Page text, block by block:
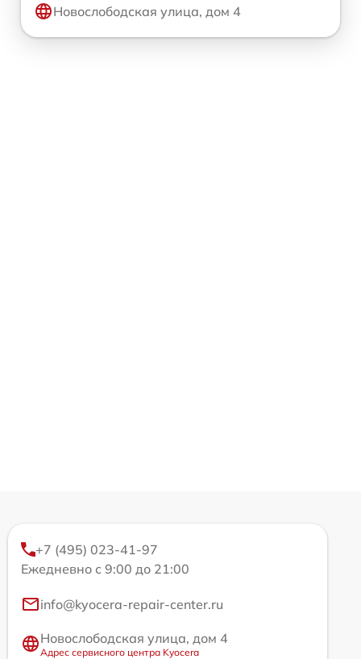
Новослободская улица, дом 4
+7 (495) 023-41-97
Ежедневно с 9:00 до 21:00
info@kyocera-repair-center.ru
Новослободская улица, дом 4
Адрес сервисного центра Kyocera